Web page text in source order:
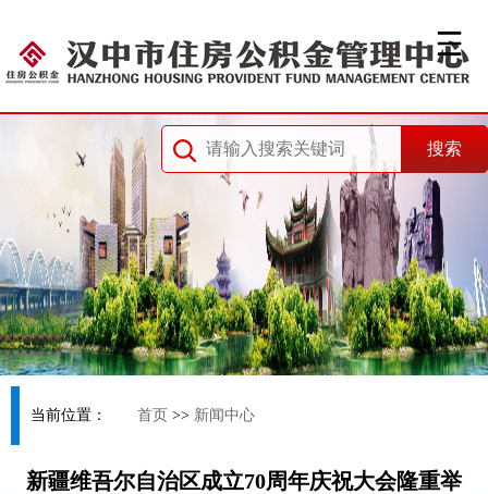
当前位置： 首页 >> 新闻中心
新疆维吾尔自治区成立70周年庆祝大会隆重举